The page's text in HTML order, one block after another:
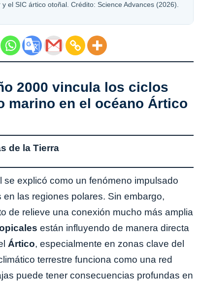
el SIC ártico otoñal. Crédito: Science Advances (2026).
2000 vincula los ciclos
marino en el océano Ártico
de la Tierra
explicó como un fenómeno impulsado
las regiones polares. Sin embargo,
de relieve una conexión mucho más amplia
están influyendo de manera directa
Ártico, especialmente en zonas clave del
terrestre funciona como una red
puede tener consecuencias profundas en